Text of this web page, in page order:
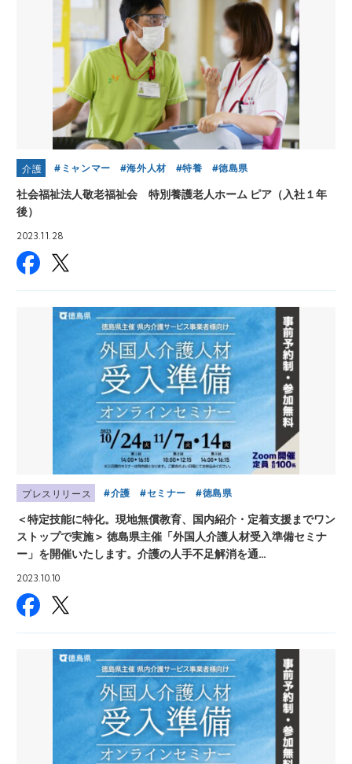
介護 ミャンマー 海外人材 特養 徳島県
社会福祉法人敬老福祉会 特別養護老人ホーム ピア（入社１年
後）
2023.11.28
プレスリリース 介護 セミナー 徳島県
＜特定技能に特化。現地無償教育、国内紹介・定着支援までワン
ストップで実施＞ 徳島県主催「外国人介護人材受入準備セミナ
ー」を開催いたします。介護の人手不足解消を通…
2023.10.10